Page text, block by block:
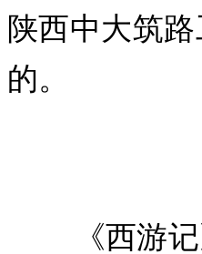
陕西中大筑
的。
《西游记》